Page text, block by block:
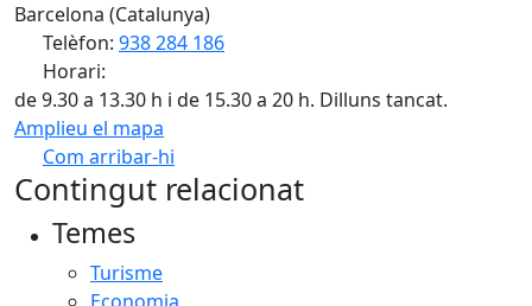
Barcelona (Catalunya)
Telèfon: 938 284 186
Horari:
de 9.30 a 13.30 h i de 15.30 a 20 h. Dilluns tancat.
Amplieu el mapa
Com arribar-hi
+
Contingut relacionat
Temes
Turisme